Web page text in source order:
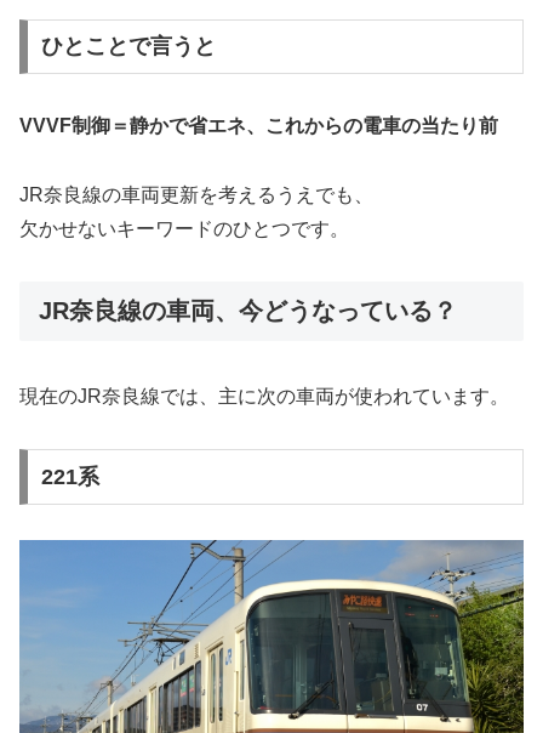
ひとことで言うと
VVVF制御＝静かで省エネ、これからの電車の当たり前
JR奈良線の車両更新を考えるうえでも、
欠かせないキーワードのひとつです。
JR奈良線の車両、今どうなっている？
現在のJR奈良線では、主に次の車両が使われています。
221系